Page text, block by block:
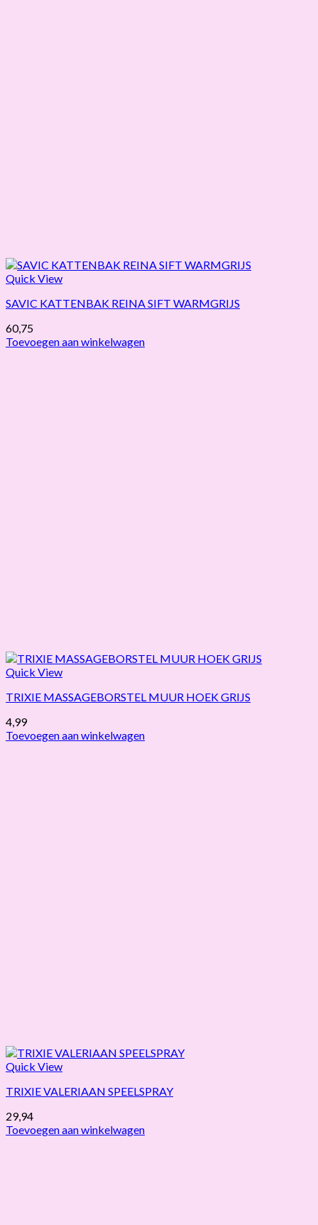
Quick View
SAVIC KATTENBAK REINA SIFT WARMGRIJS
60,75
Toevoegen aan winkelwagen
Quick View
TRIXIE MASSAGEBORSTEL MUUR HOEK GRIJS
4,99
Toevoegen aan winkelwagen
Quick View
TRIXIE VALERIAAN SPEELSPRAY
29,94
Toevoegen aan winkelwagen